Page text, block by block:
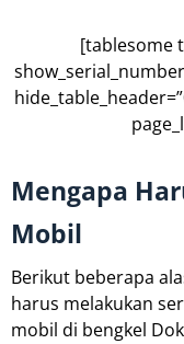
[tablesome
Mengapa
Mobil
Berikut beberapa
harus melakukan
mobil di bengkel